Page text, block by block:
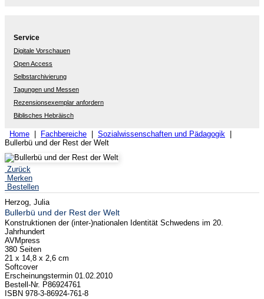
Service
Digitale Vorschauen
Open Access
Selbstarchivierung
Tagungen und Messen
Rezensionsexemplar anfordern
Biblisches Hebräisch
Home Fachbereiche Sozialwissenschaften und Pädagogik
Bullerbü und der Rest der Welt
Zurück
Merken
Bestellen
Herzog, Julia
Bullerbü und der Rest der Welt
Konstruktionen der (inter-)nationalen Identität Schwedens im 20.
Jahrhundert
AVMpress
380 Seiten
21 x 14,8 x 2,6 cm
Softcover
Erscheinungstermin 01.02.2010
Bestell-Nr. P86924761
ISBN 978-3-86924-761-8